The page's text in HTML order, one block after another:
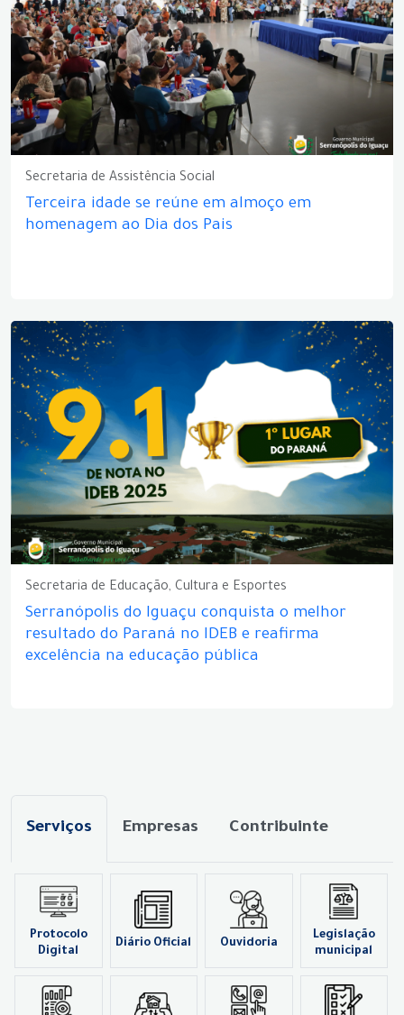
Secretaria de Assistência Social
Terceira idade se reúne em almoço em
homenagem ao Dia dos Pais
Secretaria de Educação, Cultura e Esportes
Serranópolis do Iguaçu conquista o melhor
resultado do Paraná no IDEB e reafirma
excelência na educação pública
Serviços Empresas Contribuinte
Protocolo
Digital
Diário Oficial Ouvidoria
Legislação
municipal